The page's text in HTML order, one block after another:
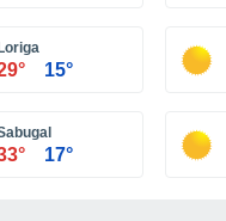
Loriga
15°
17°